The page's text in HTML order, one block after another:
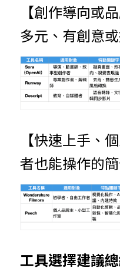
【創作導向或
多元、有創意
【快速上手、
者也能操作的
工具選擇建議